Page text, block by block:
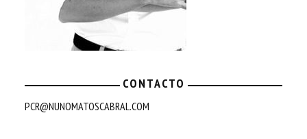
CONTACTO
PCR@NUNOMATOSCABRAL.COM